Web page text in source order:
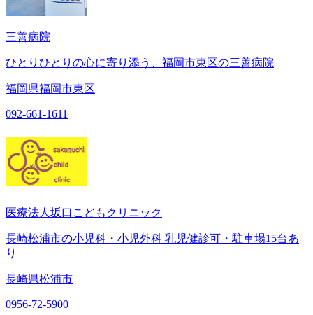
三善病院
ひとりひとりの心に寄り添う、福岡市東区の三善病院
福岡県福岡市東区
092-661-1611
医療法人坂口こどもクリニック
長崎松浦市の小児科・小児外科 乳児健診可・駐車場15台あ
り
長崎県松浦市
0956-72-5900